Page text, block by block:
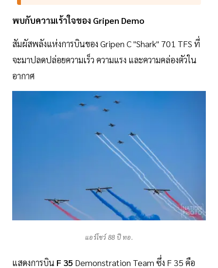
พบกับความเร้าใจของ Gripen Demo
สัมผัสพลังแห่งการบินของ Gripen C "Shark" 701 TFS ที่
จะมาปลดปล่อยความเร็ว ความแรง และความคล่องตัวใน
อากาศ
แอร์โชว์ 88 ปี ทอ.
แสดงการบิน F 35 Demonstration Team ซึ่ง F 35 คือ